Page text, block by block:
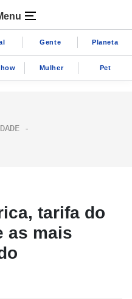
Gente Planeta
Mulher Pet
tarifa do
as mais